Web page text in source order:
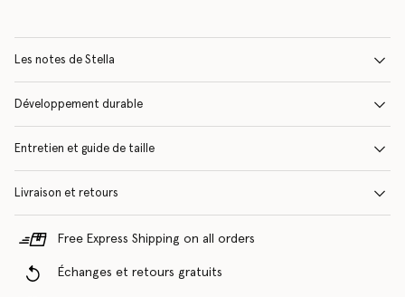
Les notes de Stella
Développement durable
Entretien et guide de taille
Livraison et retours
Free Express Shipping on all orders
Échanges et retours gratuits